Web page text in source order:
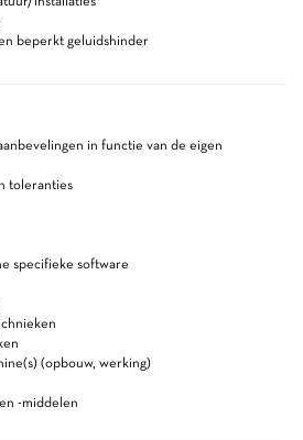
beperkt geluidshinder
in functie van de eigen
toleranties
specifieke software
(opbouw, werking)
-middelen